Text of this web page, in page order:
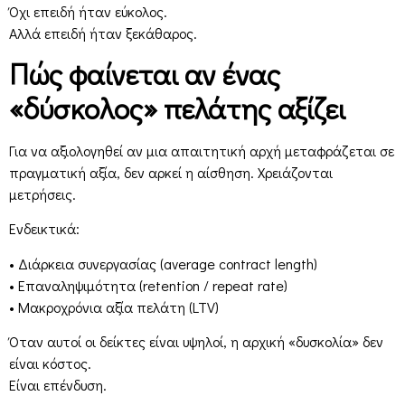
Όχι επειδή ήταν εύκολος.
Αλλά επειδή ήταν ξεκάθαρος.
Πώς φαίνεται αν ένας
«δύσκολος» πελάτης αξίζει
Για να αξιολογηθεί αν μια απαιτητική αρχή μεταφράζεται σε
πραγματική αξία, δεν αρκεί η αίσθηση. Χρειάζονται
μετρήσεις.
Ενδεικτικά:
• Διάρκεια συνεργασίας (average contract length)
• Επαναληψιμότητα (retention / repeat rate)
• Μακροχρόνια αξία πελάτη (LTV)
Όταν αυτοί οι δείκτες είναι υψηλοί, η αρχική «δυσκολία» δεν
είναι κόστος.
Είναι επένδυση.